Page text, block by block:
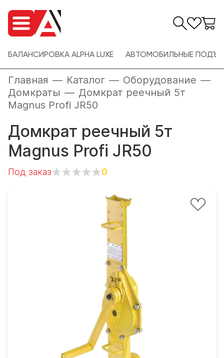
БАЛАНСИРОВКА ALPHA LUXE АВТОМОБИЛЬНЫЕ
Главная — Каталог — Оборудование —
Домкраты — Домкрат реечный 5т
Magnus Profi JR50
Домкрат реечный 5т
Magnus Profi JR50
Под заказ 0